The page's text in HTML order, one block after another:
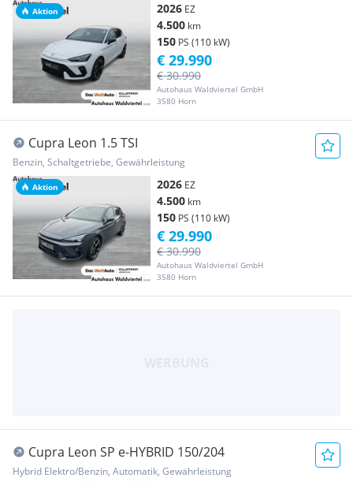
Aktion 2026 EZ
4.500 km
150 PS (110 kW)
Autohaus Waldviertel GmbH
3580 Horn
€ 30.990
€ 29.990
Aktion
Cupra Leon 1.5 TSI
Benzin, Schaltgetriebe, Gewährleistung
2026 EZ
4.500 km
150 PS (110 kW)
Autohaus Waldviertel GmbH
3580 Horn
€ 30.990
€ 29.990
Cupra Leon SP e-HYBRID 150/204
Hybrid Elektro/Benzin, Automatik, Gewährleistung